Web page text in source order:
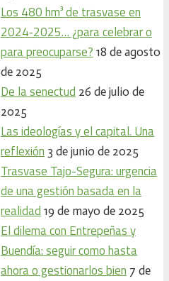
Los 480 hm³ de trasvase en
2024‑2025… ¿para celebrar o
para preocuparse? 18 de agosto
de 2025
De la senectud 26 de julio de
2025
Las ideologías y el capital. Una
reflexión 3 de junio de 2025
Trasvase Tajo-Segura: urgencia
de una gestión basada en la
realidad 19 de mayo de 2025
El dilema con Entrepeñas y
Buendía: seguir como hasta
ahora o gestionarlos bien 7 de